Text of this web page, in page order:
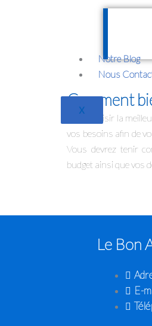
Notre Blog
Nous
X
Comment
Pour choisir la
vos besoins afin de
Vous devrez tenir
budget ainsi que vos
Le Bon
E-